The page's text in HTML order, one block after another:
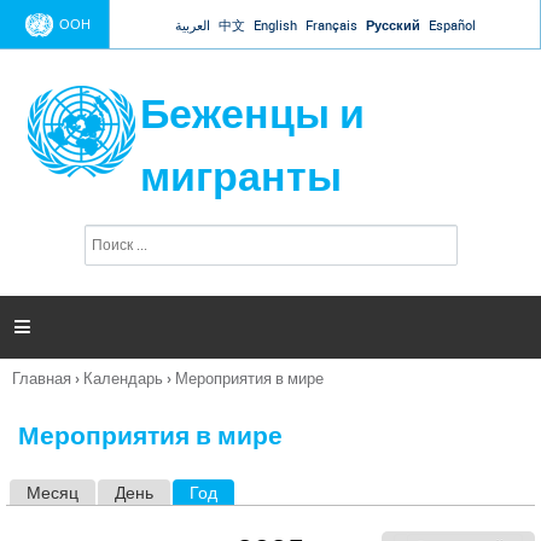
Jump to navigation
ООН العربية 中文 English Français Русский Español
Беженцы и
мигранты
п
и

Вы
Главная › Календарь › Мероприятия в мире
Мероприятия в мире
Месяц День Год